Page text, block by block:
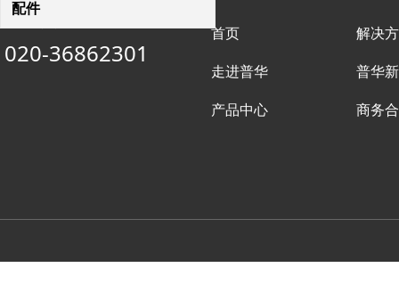
配件
解决
普华
商务
首页
走进普华
产品中心
客服热线：
020-36862301